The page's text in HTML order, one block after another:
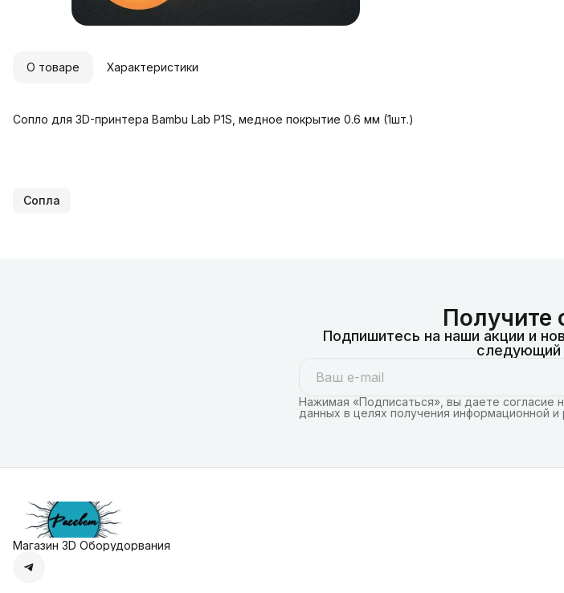
О товаре Характеристики
Сопло для 3D-принтера Bambu Lab P1S, медное покрытие 0.6 мм (1шт.)
Сопла
Получите
Подпишитесь на наши акции и
следующий
Нажимая «Подписаться», вы даете согласие
данных в целях получения информационной и
Магазин 3D Оборудорвания